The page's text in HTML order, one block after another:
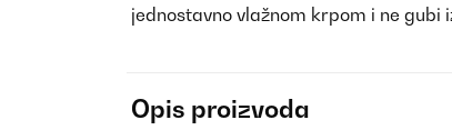
jednostavno vlažnom krpom i ne
Opis proizvoda